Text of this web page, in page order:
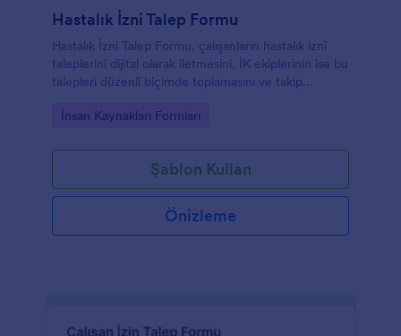
Hastalık İzni Talep Formu
Hastalık İzni Talep Formu, çalışanların hastalık izni
taleplerini dijital olarak iletmesini, İK ekiplerinin ise bu
talepleri düzenli biçimde toplamasını ve takip
Go to Category:
İnsan Kaynakları Formları
Şablon Kullan
Önizleme